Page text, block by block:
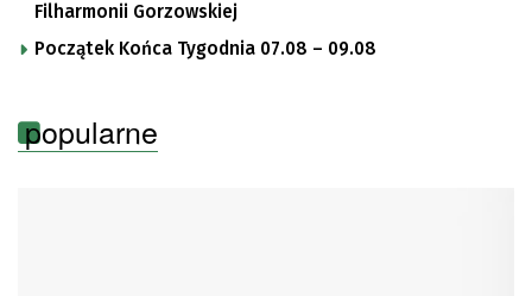
Filharmonii Gorzowskiej
Początek Końca Tygodnia 07.08 – 09.08
popularne